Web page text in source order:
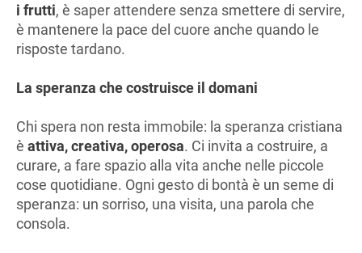
i frutti, è saper attendere senza smettere di servire,
è mantenere la pace del cuore anche quando le
risposte tardano.
La speranza che costruisce il domani
Chi spera non resta immobile: la speranza cristiana
è attiva, creativa, operosa. Ci invita a costruire, a
curare, a fare spazio alla vita anche nelle piccole
cose quotidiane. Ogni gesto di bontà è un seme di
speranza: un sorriso, una visita, una parola che
consola.